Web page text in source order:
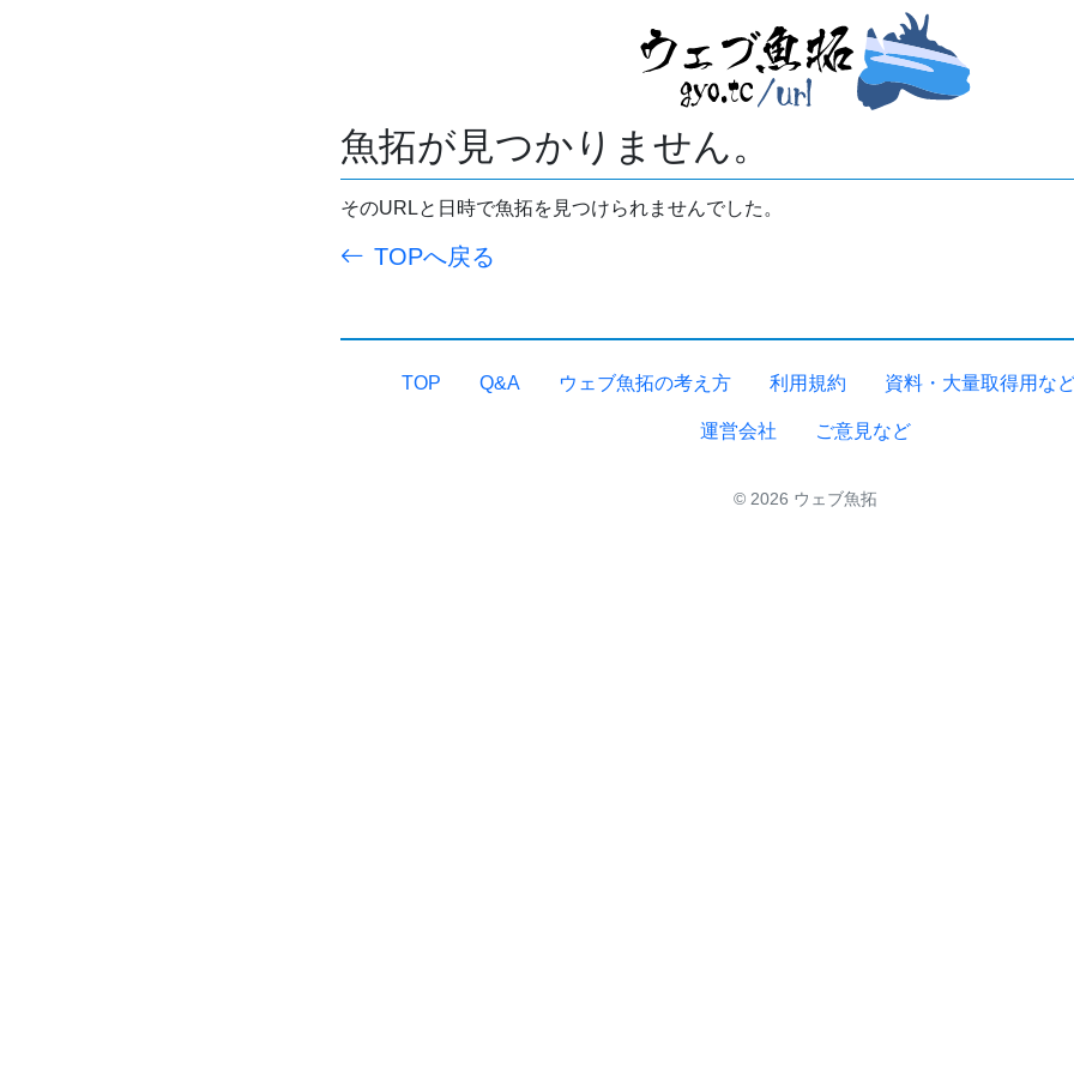
魚拓が見つかりません。
そのURLと日時で魚拓を見つけられませんでした。
TOPへ戻る
TOP Q&A ウェブ魚拓の考え方 利用規約 資料・大量取得用な
運営会社 ご意見など
© 2026 ウェブ魚拓